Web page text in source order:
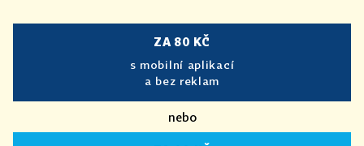
ZA 80 KČ
s mobilní aplikací
a bez reklam
nebo